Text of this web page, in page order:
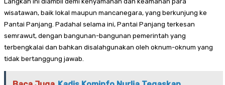
wisatawan, baik lokal maupun mancanegara, yang berkunjung ke
Pantai Panjang. Padahal selama ini, Pantai Panjang terkesan
semrawut, dengan bangunan-bangunan pemerintah yang
terbengkalai dan bahkan disalahgunakan oleh oknum-oknum yang
tidak bertanggung jawab.